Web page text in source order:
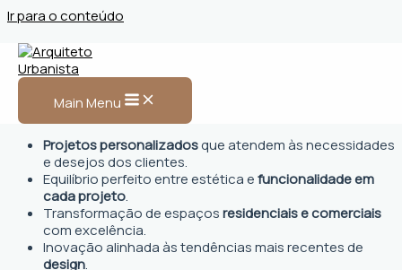
Ir para o conteúdo
Main Menu
Arquiteto Urbanista em
Piranhas, AL
Projetos personalizadosque atendem às necessidades
e desejos dos clientes.
Equilíbrio perfeito entre estética efuncionalidade em
cada projeto.
Transformação de espaçosresidenciais e comerciais
com excelência.
Inovação alinhada às tendências mais recentes de
design.